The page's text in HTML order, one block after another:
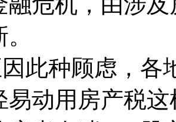
此种顾虑，各
易动用房产税